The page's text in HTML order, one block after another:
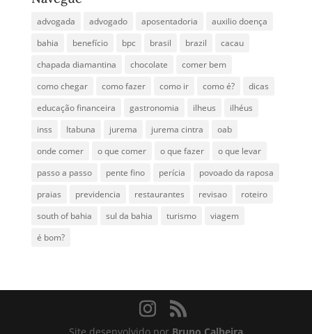
advogada advogado aposentadoria
auxilio doença
bahia
benefício bpc brasil brazil
cacau
chapada diamantina
chocolate
comer bem
como chegar
como fazer como ir como é?
dicas
educação financeira
gastronomia ilheus
ilhéus
inss
Itabuna jurema jurema cintra
oab
onde comer
o que comer o que fazer
o que levar
passo a passo
pente fino perícia
povoado da raposa
praias
previdencia restaurantes revisao
roteiro
south of bahia
sul da bahia turismo
viagem
é bom?